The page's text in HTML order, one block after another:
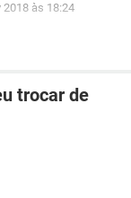
2018 às 18:24
trocar de